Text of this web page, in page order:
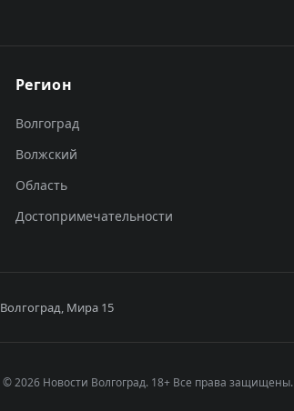
Регион
Волгоград
Волжский
Область
Достопримечательности
Волгоград, Мира 15
© 2026 Новости Волгоград. 18+ Все права защищены.